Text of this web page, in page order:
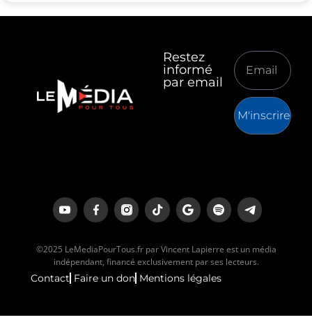
Restez
informé
par email
M'inscrire
©2025 LeMediaPourTous.fr par Vincent Lapierre est un média
indépendant, financé exclusivement par ses lecteurs.
Contact Faire un don Mentions légales